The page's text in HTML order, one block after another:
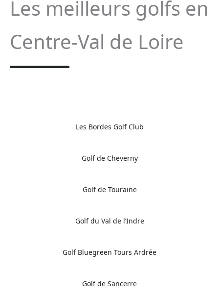
Les meilleurs golfs en
Centre-Val de Loire
Les Bordes Golf Club
Golf de Cheverny
Golf de Touraine
Golf du Val de l’Indre
Golf Bluegreen Tours Ardrée
Golf de Sancerre